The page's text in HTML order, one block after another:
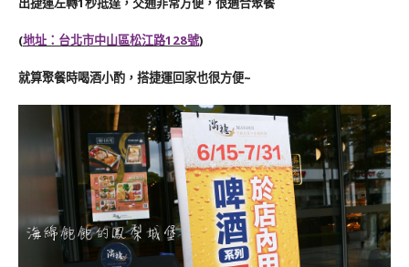
(地址：台北市中山區松江路128號)
就算聚餐時喝酒小酌，搭捷運回家也很方便~